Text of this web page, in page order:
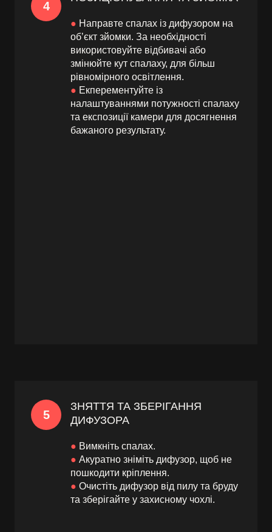
4
● Направте спалах із дифузором на
обʼєкт зйомки. За необхідності
використовуйте відбивачі або
змінюйте кут спалаху, для більш
рівномірного освітлення.
● Екперементуйте із
налаштуваннями потужності спалаху
та експозиції камери для досягнення
бажаного результату.
5
ЗНЯТТЯ ТА ЗБЕРІГАННЯ
ДИФУЗОРА
● Вимкніть спалах.
● Акуратно зніміть дифузор, щоб не
пошкодити кріплення.
● Очистіть дифузор від пилу та бруду
та зберігайте у захисному чохлі.